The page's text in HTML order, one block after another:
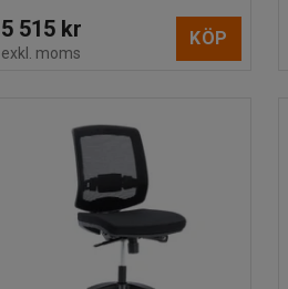
5 515 kr
exkl. moms
KÖP